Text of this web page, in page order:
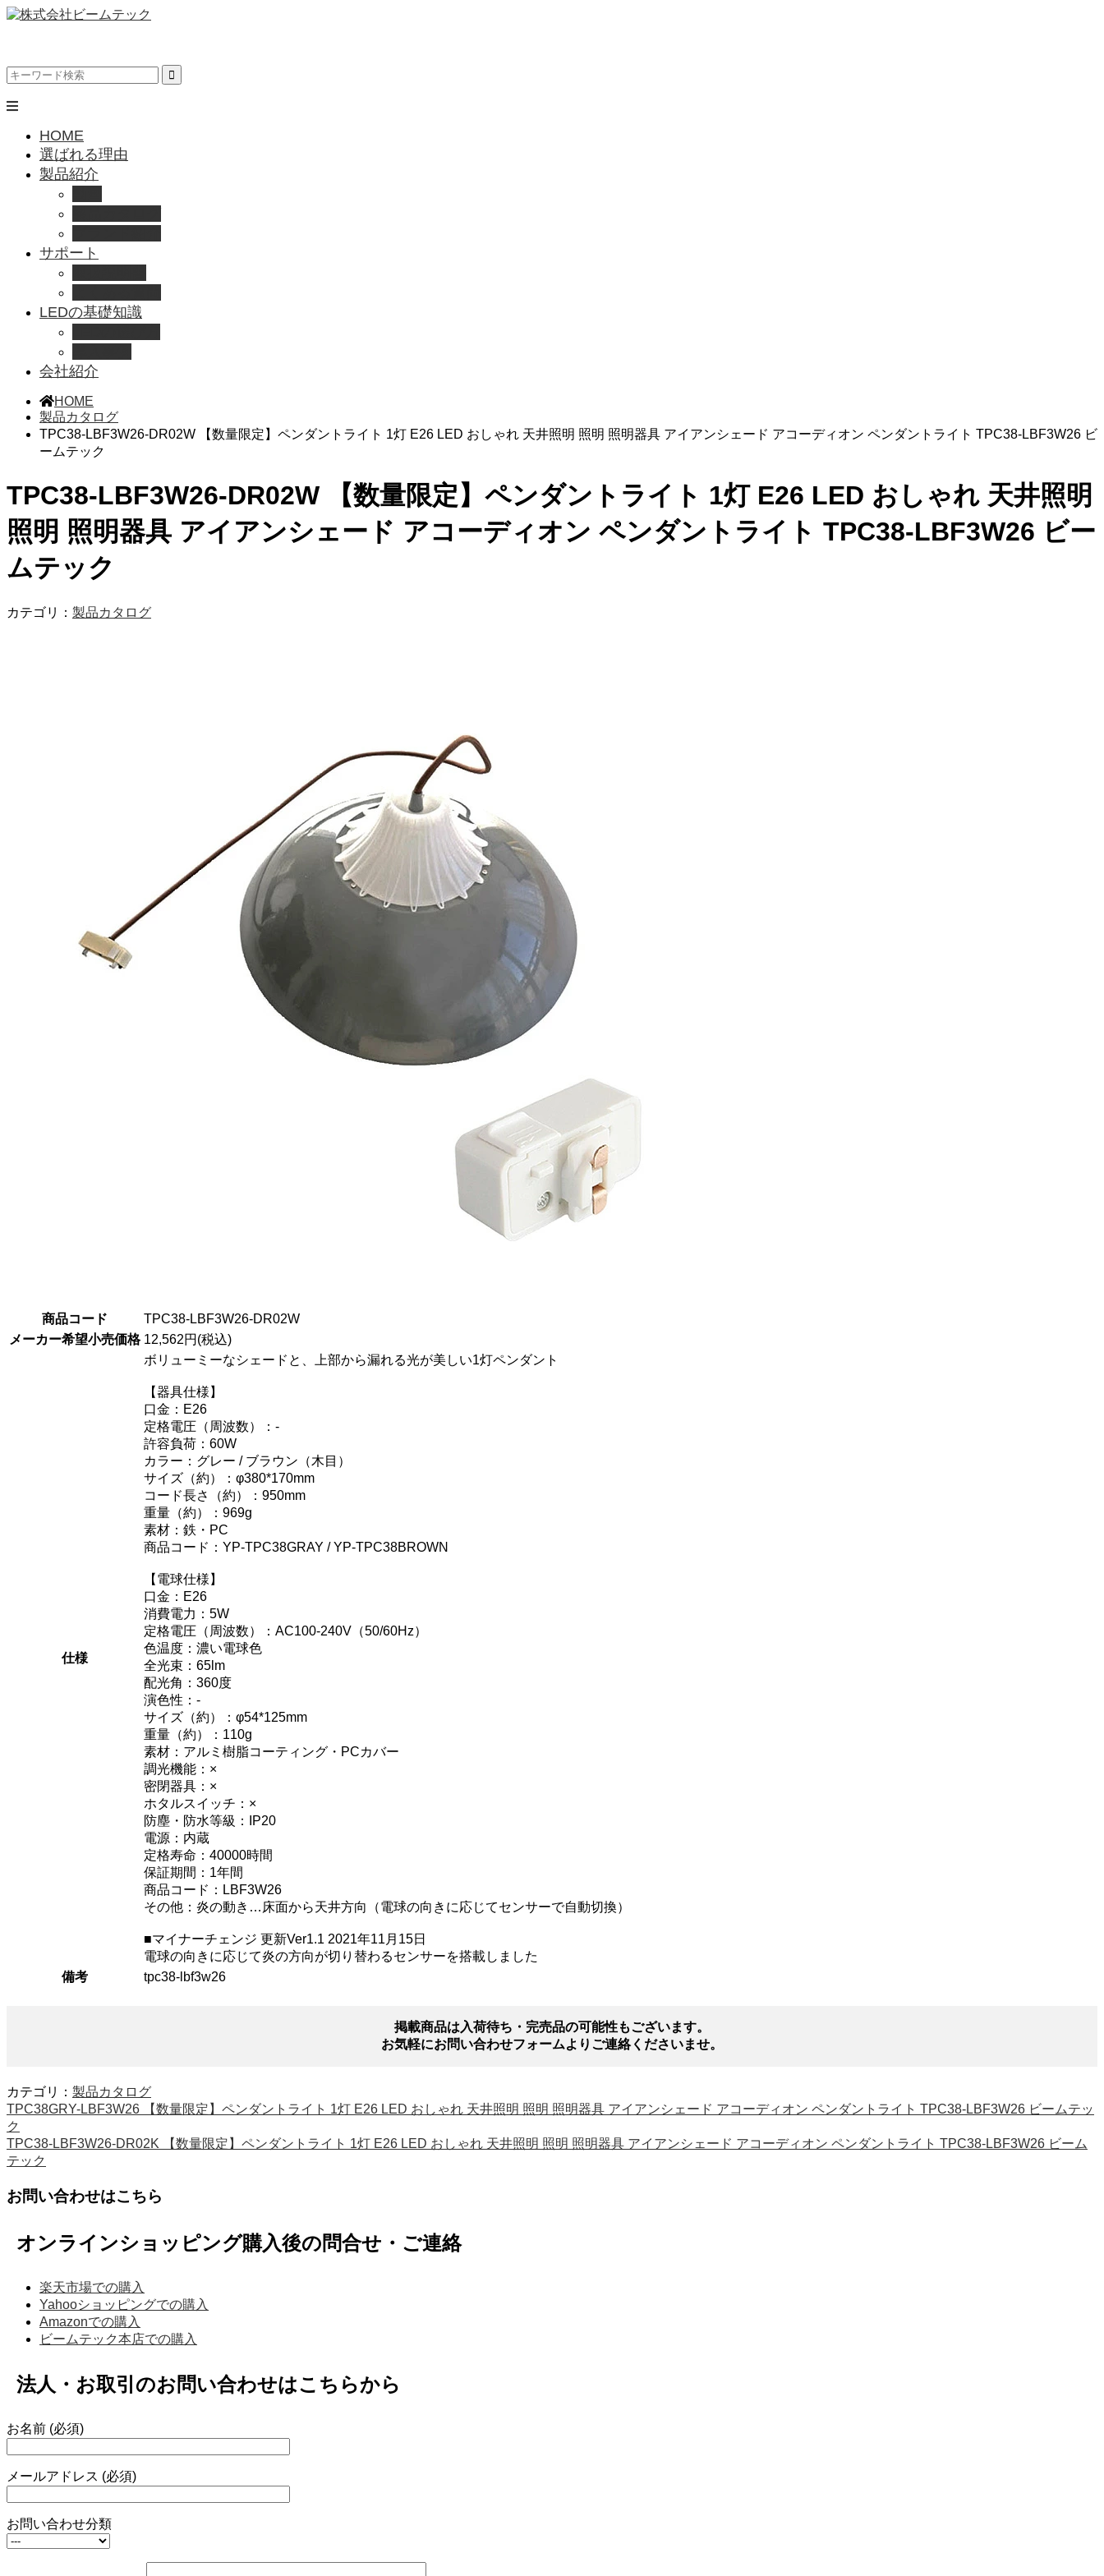
HOME
選ばれる理由
製品紹介
サポート
LEDの基礎知識
会社紹介
HOME
製品カタログ
TPC38-LBF3W26-DR02W 【数量限定】ペンダントライト 1灯 E26 LED おしゃれ 天井照明 照明 照明器具 アイアンシェード アコーディオン ペンダントライト TPC38-LBF3W26 ビ
ームテック
TPC38-LBF3W26-DR02W 【数量限定】ペンダントライト 1灯 E26 LED おしゃれ 天井照明
照明 照明器具 アイアンシェード アコーディオン ペンダントライト TPC38-LBF3W26 ビー
ムテック
カテゴリ： 製品カタログ
商品コード
TPC38-LBF3W26-DR02W
メーカー希望小売価格 12,562円(税込)
仕様
ボリューミーなシェードと、上部から漏れる光が美しい1灯ペンダント
【器具仕様】
口金：E26
定格電圧（周波数）：-
許容負荷：60W
カラー：グレー / ブラウン（木目）
サイズ（約）：φ380*170mm
コード長さ（約）：950mm
重量（約）：969g
素材：鉄・PC
商品コード：YP-TPC38GRAY / YP-TPC38BROWN
【電球仕様】
口金：E26
消費電力：5W
定格電圧（周波数）：AC100-240V（50/60Hz）
色温度：濃い電球色
全光束：65lm
配光角：360度
演色性：-
サイズ（約）：φ54*125mm
重量（約）：110g
素材：アルミ樹脂コーティング・PCカバー
調光機能：×
密閉器具：×
ホタルスイッチ：×
防塵・防水等級：IP20
電源：内蔵
定格寿命：40000時間
保証期間：1年間
商品コード：LBF3W26
その他：炎の動き…床面から天井方向（電球の向きに応じてセンサーで自動切換）
■マイナーチェンジ 更新Ver1.1 2021年11月15日
電球の向きに応じて炎の方向が切り替わるセンサーを搭載しました
備考
tpc38-lbf3w26
掲載商品は入荷待ち・完売品の可能性もございます。
お気軽にお問い合わせフォームよりご連絡くださいませ。
カテゴリ： 製品カタログ
TPC38GRY-LBF3W26 【数量限定】ペンダントライト 1灯 E26 LED おしゃれ 天井照明 照明 照明器具 アイアンシェード アコーディオン ペンダントライト TPC38-LBF3W26 ビームテッ
ク
TPC38-LBF3W26-DR02K 【数量限定】ペンダントライト 1灯 E26 LED おしゃれ 天井照明 照明 照明器具 アイアンシェード アコーディオン ペンダントライト TPC38-LBF3W26 ビーム
テック
お問い合わせはこちら
オンラインショッピング購入後の問合せ・ご連絡
楽天市場での購入
Yahooショッピングでの購入
Amazonでの購入
ビームテック本店での購入
法人・お取引のお問い合わせはこちらから
お名前 (必須)
メールアドレス (必須)
お問い合わせ分類